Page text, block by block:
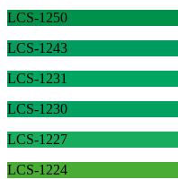
LCS-1250
LCS-1243
LCS-1231
LCS-1230
LCS-1227
LCS-1224